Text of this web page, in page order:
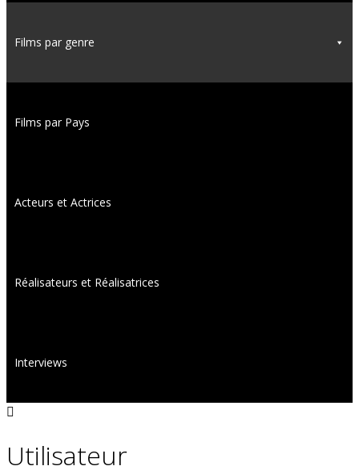
Films par genre
Films par Pays
Acteurs et Actrices
Réalisateurs et Réalisatrices
Interviews
Utilisateur